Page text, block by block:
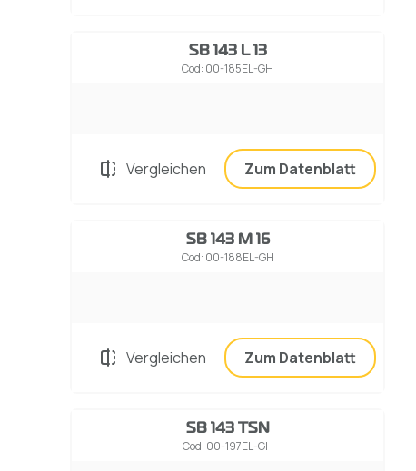
SB 143 L 13
Cod: 00-185EL-GH
Vergleichen Zum Datenblatt
SB 143 M 16
Cod: 00-188EL-GH
Vergleichen Zum Datenblatt
SB 143 TSN
Cod: 00-197EL-GH